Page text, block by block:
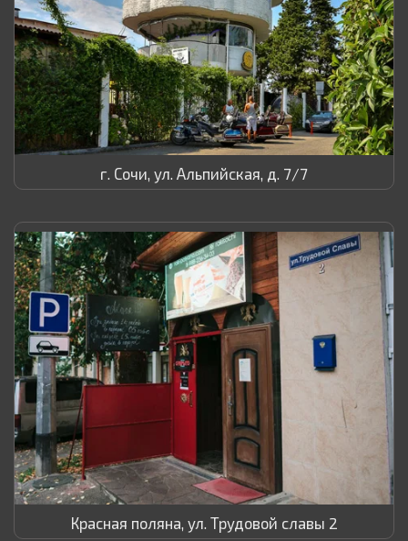
г. Сочи, ул. Альпийская, д. 7/7
Красная поляна, ул. Трудовой славы 2